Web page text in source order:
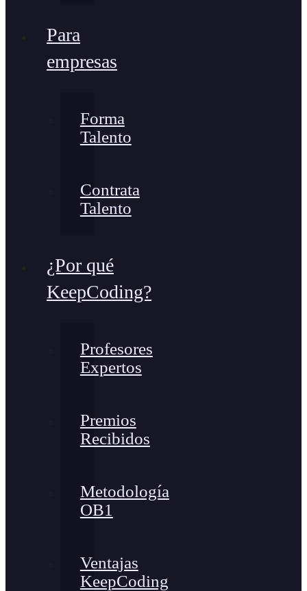
Para
empresas
Forma
Talento
Contrata
Talento
¿Por qué
KeepCoding?
Profesores
Expertos
Premios
Recibidos
Metodología
OB1
Ventajas
KeepCoding